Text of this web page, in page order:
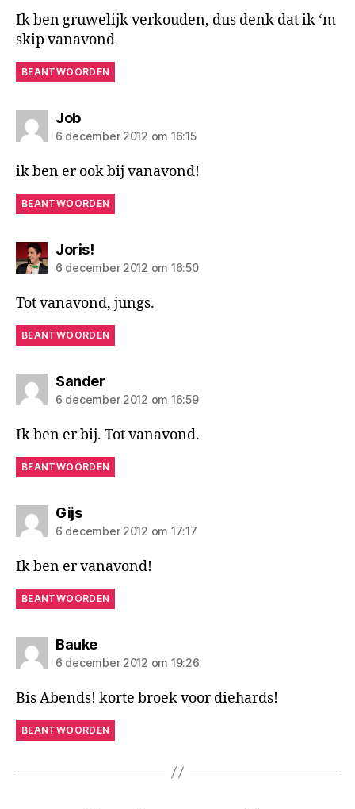
Ik ben gruwelijk verkouden, dus denk dat ik ‘m
skip vanavond
BEANTWOORDEN
Jobzegt:
6 december 2012 om 16:15
ik ben er ook bij vanavond!
BEANTWOORDEN
Joris!zegt:
6 december 2012 om 16:50
Tot vanavond, jungs.
BEANTWOORDEN
Sanderzegt:
6 december 2012 om 16:59
Ik ben er bij. Tot vanavond.
BEANTWOORDEN
Gijszegt:
6 december 2012 om 17:17
Ik ben er vanavond!
BEANTWOORDEN
Baukezegt:
6 december 2012 om 19:26
Bis Abends! korte broek voor diehards!
BEANTWOORDEN